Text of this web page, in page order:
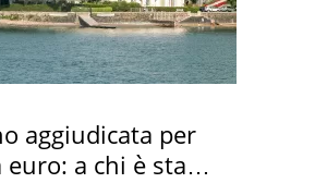
aggiudicata per
a chi è stata